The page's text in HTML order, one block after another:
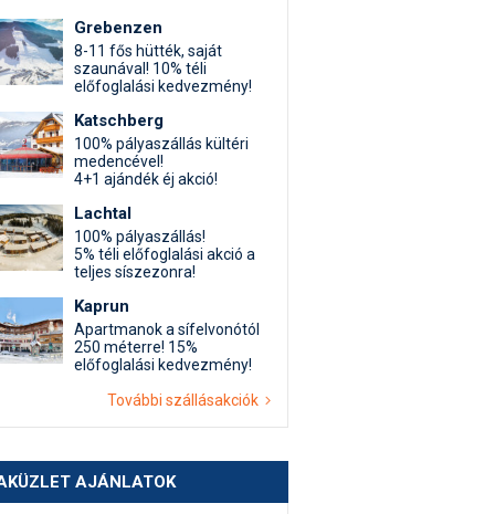
Grebenzen
8-11 fős hütték, saját
szaunával! 10% téli
előfoglalási kedvezmény!
Katschberg
100% pályaszállás kültéri
medencével!
4+1 ajándék éj akció!
Lachtal
100% pályaszállás!
5% téli előfoglalási akció a
teljes síszezonra!
Kaprun
Apartmanok a sífelvonótól
250 méterre! 15%
előfoglalási kedvezmény!
További szállásakciók
AJÁNLATOK